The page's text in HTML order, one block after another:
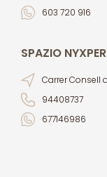
603 720 916
SPAZIO
Carrer Consell
94408737
677146986